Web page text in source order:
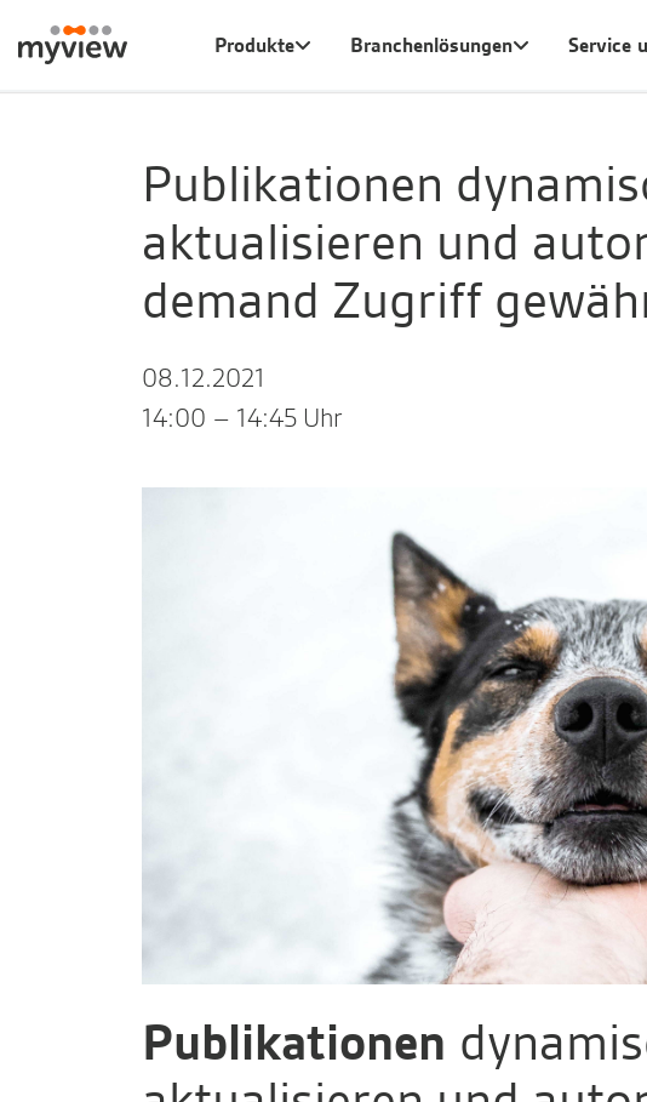
Produkte Branchenlösungen Service
Publikationen
aktualisieren und
demand Zugriff
08.12.2021
14:00 – 14:45 Uhr
Publikationen